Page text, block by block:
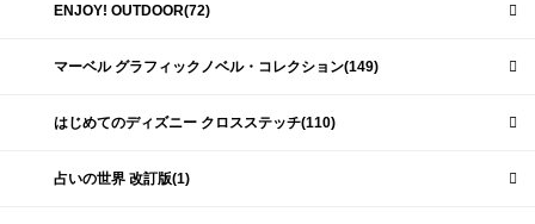
ENJOY! OUTDOOR(72)
マーベル グラフィックノベル・コレクション(149)
はじめてのディズニー クロスステッチ(110)
占いの世界 改訂版(1)